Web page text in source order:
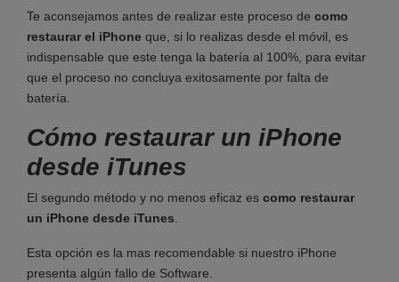
Te aconsejamos antes de realizar este proceso de como
restaurar el iPhone que, si lo realizas desde el móvil, es
indispensable que este tenga la batería al 100%, para evitar
que el proceso no concluya exitosamente por falta de
batería.
Cómo restaurar un iPhone
desde iTunes
El segundo método y no menos eficaz es como restaurar
un iPhone desde iTunes
Esta opción es la mas recomendable si nuestro iPhone
presenta algún fallo de Software.